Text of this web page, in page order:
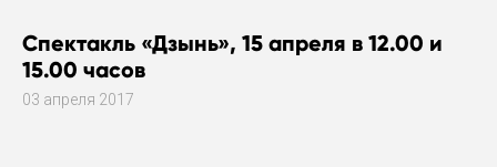
Спектакль «Дзынь», 15 апреля в 12.00 и
15.00 часов
03 апреля 2017